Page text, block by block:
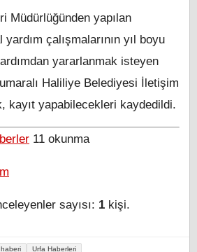
Müdürlüğünden yapılan
çalışmalarının yıl boyu
yararlanmak isteyen
Haliliye Belediyesi İletişim
kayıt yapabilecekleri kaydedildi.
11 okunma
sayısı: 1 kişi.
Urfa Haberleri